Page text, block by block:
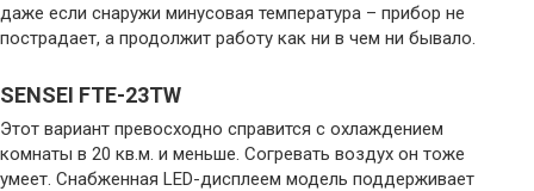
даже если снаружи минусовая температура – прибор не
пострадает, а продолжит работу как ни в чем ни бывало.
SENSEI FTE-23TW
Этот вариант превосходно справится с охлаждением
комнаты в 20 кв.м. и меньше. Согревать воздух он тоже
умеет. Снабженная LED-дисплеем модель поддерживает